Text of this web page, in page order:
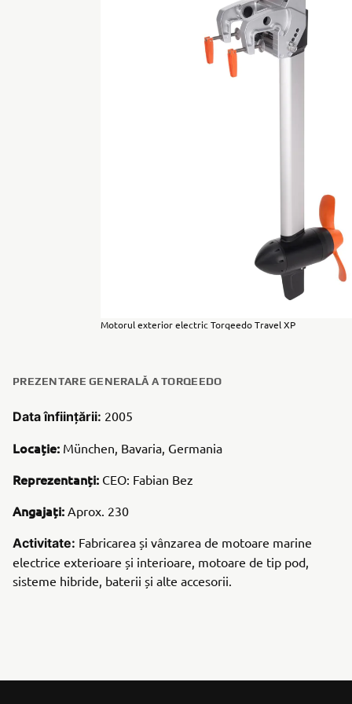
Motorul exterior electric Torqeedo Travel XP
PREZENTARE GENERALĂ A TORQEEDO
Data înființării: 2005
Locație: München, Bavaria, Germania
Reprezentanți: CEO: Fabian Bez
Angajați: Aprox. 230
Activitate: Fabricarea și vânzarea de motoare marine
electrice exterioare și interioare, motoare de tip pod,
sisteme hibride, baterii și alte accesorii.